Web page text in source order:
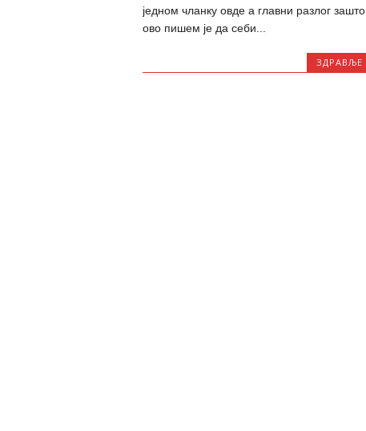
једном чланку овде а главни разлог зашто
ово пишем је да себи...
ЗДРАВЉЕ